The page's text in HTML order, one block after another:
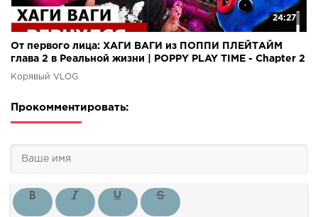
24:27
От первого лица: ХАГИ ВАГИ из ПОППИ ПЛЕЙТАЙМ
глава 2 в Реальной жизни | POPPY PLAY TIME - Chapter 2
Корявый VLOG
Прокомментировать: